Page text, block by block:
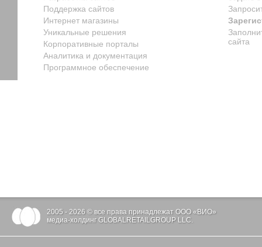
Поддержка сайтов
Интернет магазины
Уникальные решения
Корпоративные порталы
Аналитика и документация
Программное обеспечение
сайта
2005 - 2026 © все права принадлежат ООО «ВИО»
медиа-холдинг GLOBALRETAILGROUP LLC.